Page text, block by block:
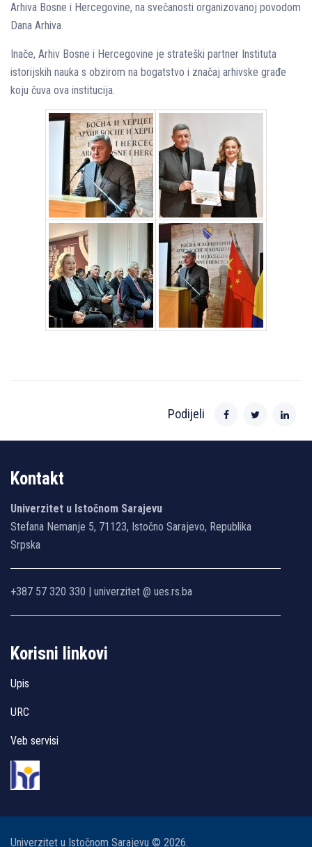
Arhiva Bosne i Hercegovine, na svečanosti organizovanoj povodom
Dana Arhiva.
Inače, Arhiv Bosne i Hercegovine je strateški partner Instituta
istorijskih nauka s obzirom na bogatstvo i značaj arhivske građe
koju čuva ova institucija.
Podijeli
Kontakt
Univerzitet u Istočnom Sarajevu
Stefana Nemanje 5, 71123, Istočno Sarajevo, Republika
Srpska
+387 57 320 330 | univerzitet @ ues.rs.ba
Korisni linkovi
Upis
URC
Veb servisi
Univerzitet u Istočnom Sarajevu © 2026.